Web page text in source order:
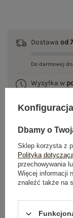
Dostawa od
Do darmowej
Wysyłka w
100 dni na
OPIS PRODUKTU
GŁÓWNE PARAMETRY
Dbamy o
Sklep korzysta z
Polityką
przechowywania
Więcej informacji
znaleźć także na